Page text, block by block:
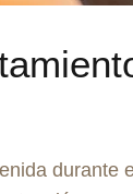
durante